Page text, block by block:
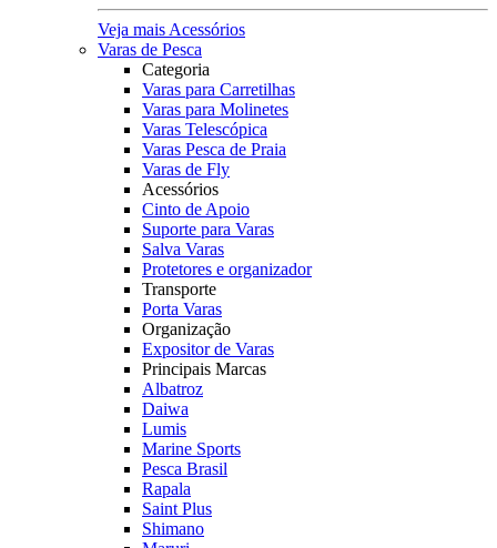
Veja mais Acessórios
Varas de Pesca
Categoria
Varas para Carretilhas
Varas para Molinetes
Varas Telescópica
Varas Pesca de Praia
Varas de Fly
Acessórios
Cinto de Apoio
Suporte para Varas
Salva Varas
Protetores e organizador
Transporte
Porta Varas
Organização
Expositor de Varas
Principais Marcas
Albatroz
Daiwa
Lumis
Marine Sports
Pesca Brasil
Rapala
Saint Plus
Shimano